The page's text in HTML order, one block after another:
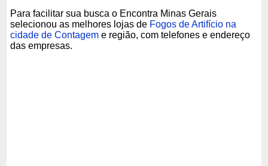
Para facilitar sua busca o Encontra Minas Gerais
selecionou as melhores lojas de Fogos de Artifício na
cidade de Contagem e região, com telefones e endereço
das empresas.